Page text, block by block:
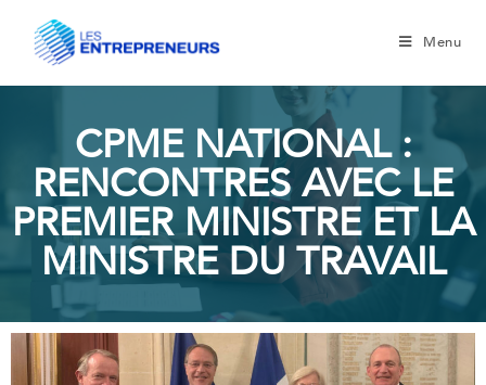
Menu
CPME NATIONAL :
RENCONTRES AVEC LE
PREMIER MINISTRE ET LA
MINISTRE DU TRAVAIL